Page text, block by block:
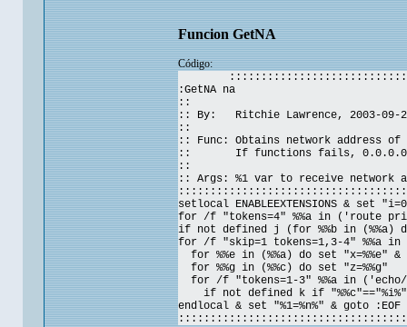
Funcion GetNA
Código:
:GetNA na
::
:: By: Ritchie Lawrence, 2003-09-
::
:: Func: Obtains network address of
:: If functions fails, 0.0.0.0
::
:: Args: %1 var to receive network
setlocal ENABLEEXTENSIONS &
for /f "tokens=4" %%a in ('route
if not defined j (for %%b in (%%a)
for /f "skip=1 tokens=1,3-4"
for %%e in (%%a) do set "x=%%e"
for %%g in (%%c) do set "z=%%g"
for /f "tokens=1-3" %%a in ('echo/
if not defined k if "%%c"=="%i%" if
endlocal & set "%1=%n%" & goto :EOF